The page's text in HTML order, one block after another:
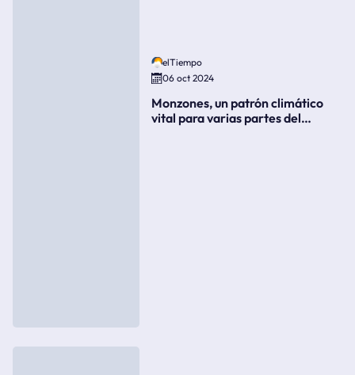
elTiempo
06 oct 2024
Monzones, un patrón climático
vital para varias partes del